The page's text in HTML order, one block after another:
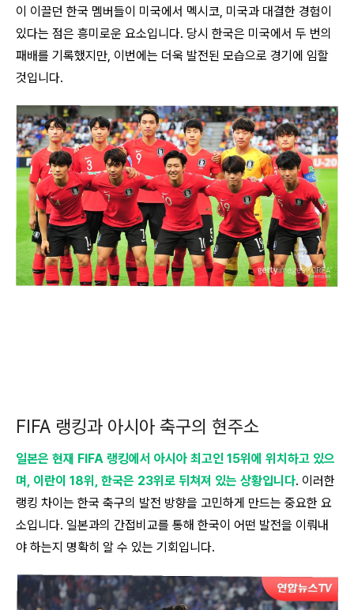
이 이끌던 한국 멤버들이 미국에서 멕시코, 미국과 대결한 경험이
있다는 점은 흥미로운 요소입니다. 당시 한국은 미국에서 두 번의
패배를 기록했지만, 이번에는 더욱 발전된 모습으로 경기에 임할
것입니다.
FIFA 랭킹과 아시아 축구의 현주소
일본은 현재 FIFA 랭킹에서 아시아 최고인 15위에 위치하고 있으
며, 이란이 18위, 한국은 23위로 뒤쳐져 있는 상황입니다. 이러한
랭킹 차이는 한국 축구의 발전 방향을 고민하게 만드는 중요한 요
소입니다. 일본과의 간접비교를 통해 한국이 어떤 발전을 이뤄내
야 하는지 명확히 알 수 있는 기회입니다.